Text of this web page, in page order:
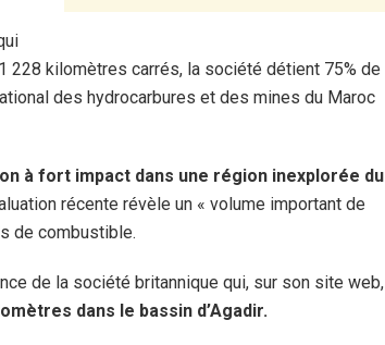
228 kilomètres carrés, la société détient 75% de
des hydrocarbures et des mines du Maroc
à fort impact dans une région inexplorée du
récente révèle un « volume important de
de combustible.
de la société britannique qui, sur son site web,
dans le bassin d’Agadir.